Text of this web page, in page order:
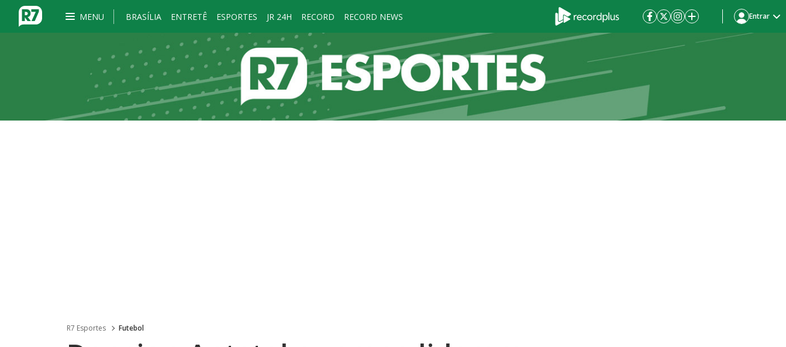
MENU BRASÍLIA ENTRETÊ ESPORTES JR 24H RECORD RECORD NEWS Entrar
R7 Esportes Futebol